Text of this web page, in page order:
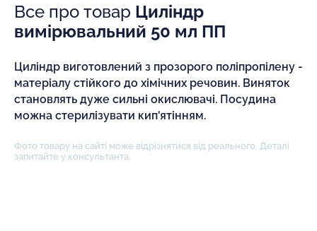
Все про товар Циліндр
вимірювальний 50 мл ПП
Циліндр виготовлений з прозорого поліпропілену -
матеріалу стійкого до хімічних речовин. Виняток
становлять дуже сильні окислювачі. Посудина
можна стерилізувати кип'ятінням.
Фото товару на сайті може відрізнятися від реального. Деталі
запитайте у консультанта.